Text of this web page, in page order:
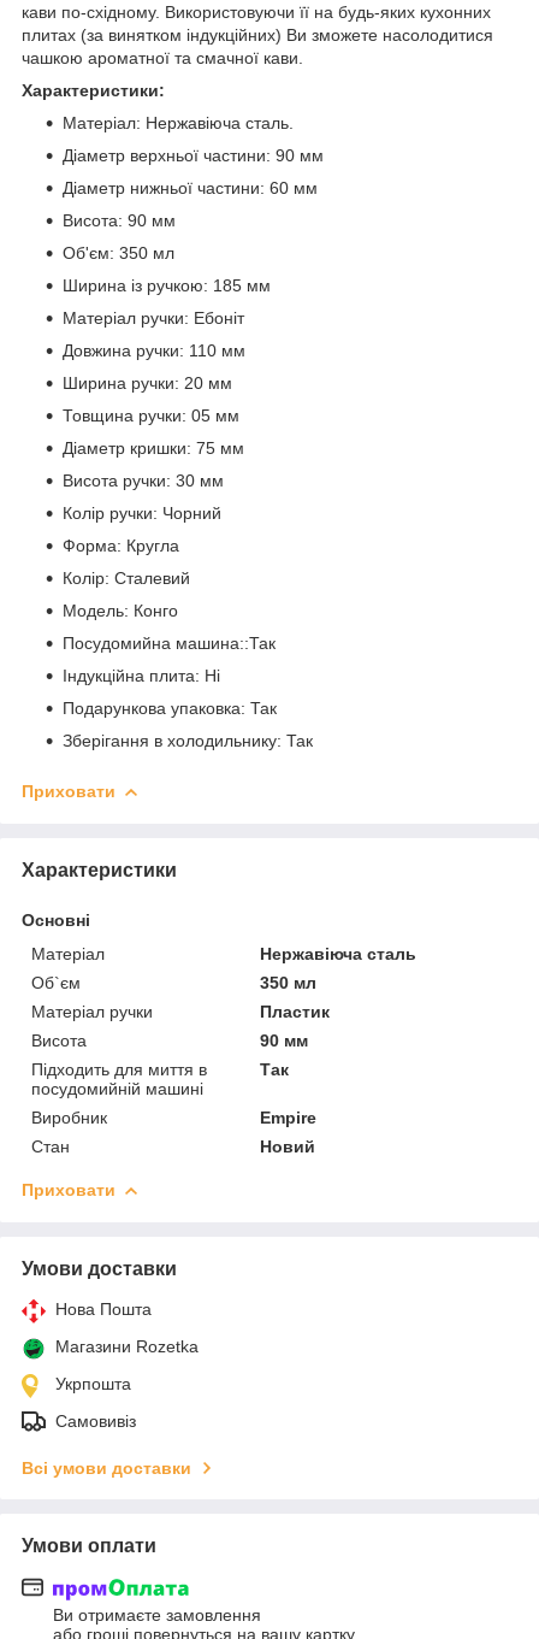
кави по-східному. Використовуючи її на будь-яких кухонних
плитах (за винятком індукційних) Ви зможете насолодитися
чашкою ароматної та смачної кави.
Характеристики:
Матеріал: Нержавіюча сталь.
Діаметр верхньої частини: 90 мм
Діаметр нижньої частини: 60 мм
Висота: 90 мм
Об'єм: 350 мл
Ширина із ручкою: 185 мм
Матеріал ручки: Ебоніт
Довжина ручки: 110 мм
Ширина ручки: 20 мм
Товщина ручки: 05 мм
Діаметр кришки: 75 мм
Висота ручки: 30 мм
Колір ручки: Чорний
Форма: Кругла
Колір: Сталевий
Модель: Конго
Посудомийна машина::Так
Індукційна плита: Ні
Подарункова упаковка: Так
Зберігання в холодильнику: Так
Приховати
Характеристики
Основні
Матеріал
Нержавіюча сталь
Об`єм
350 мл
Матеріал ручки
Пластик
Висота
90 мм
Підходить для миття в
посудомийній машині
Так
Виробник
Empire
Стан
Новий
Приховати
Умови доставки
Нова Пошта
Магазини Rozetka
Укрпошта
Самовивіз
Всі умови доставки
Умови оплати
Ви отримаєте замовлення
або гроші повернуться на вашу картку